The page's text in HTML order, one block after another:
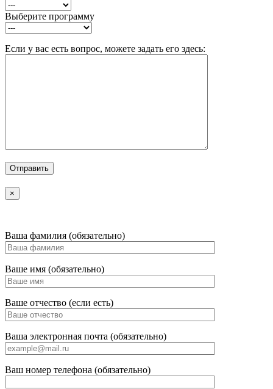
Выберите программу
Если у вас есть вопрос, можете задать его здесь:
×
Ваша фамилия (обязательно)
Ваше имя (обязательно)
Ваше отчество (если есть)
Ваша электронная почта (обязательно)
Ваш номер телефона (обязательно)